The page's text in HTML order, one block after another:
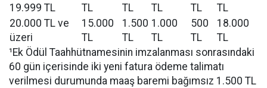
19.999 TL
TL
TL
TL
TL
TL
20.000 TL ve
üzeri
15.000
TL
1.500
TL
1.000
TL
500
TL
18.000
TL
¹Ek Ödül Taahhütnamesinin imzalanması sonrasındaki
60 gün içerisinde iki yeni fatura ödeme talimatı
verilmesi durumunda maaş baremi bağımsız 1.500 TL